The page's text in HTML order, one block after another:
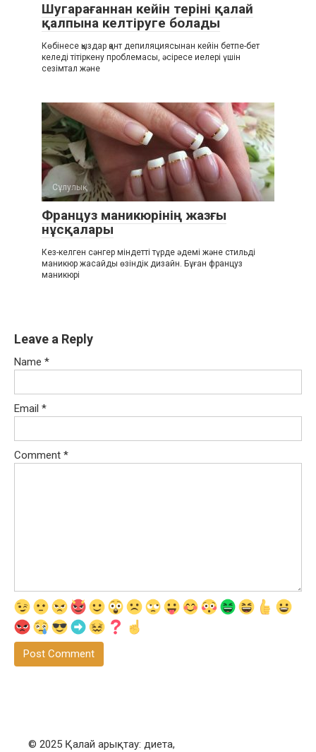
Шугарағаннан кейін теріні қалай
қалпына келтіруге болады
Көбінесе қыздар қант депиляциясынан кейін бетпе-бет
келеді тітіркену проблемасы, әсіресе иелері үшін
сезімтал және
Сұлулық
Француз маникюрінің жазғы
нұсқалары
Кез-келген сәнгер міндетті түрде әдемі және стильді
маникюр жасайды өзіндік дизайн. Бұған француз
маникюрі
Leave a Reply
Name *
Email *
Comment *
© 2025 Қалай арықтау: диета,